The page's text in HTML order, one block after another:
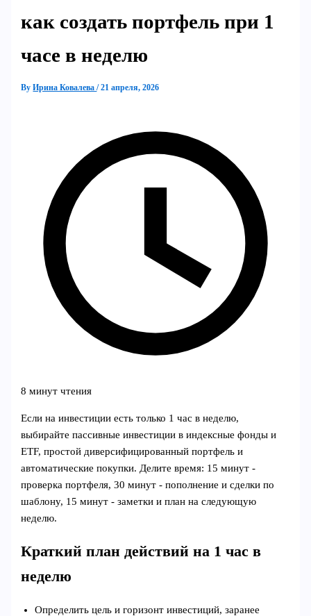
как создать портфель при 1
часе в неделю
ByИрина Ковалева/21 апреля, 2026
8 минут чтения
Если на инвестиции есть только 1 час в неделю,
выбирайте пассивные инвестиции в индексные фонды и
ETF, простой диверсифицированный портфель и
автоматические покупки. Делите время: 15 минут -
проверка портфеля, 30 минут - пополнение и сделки по
шаблону, 15 минут - заметки и план на следующую
неделю.
Краткий план действий на 1 час в
неделю
Определить цель и горизонт инвестиций, заранее